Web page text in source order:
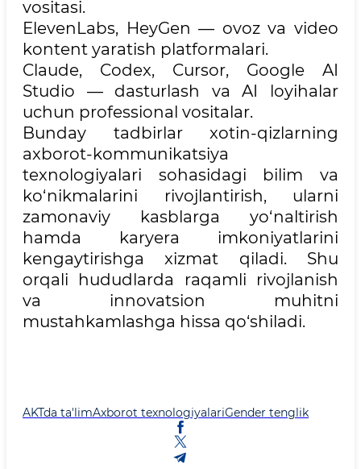
vositasi.
ElevenLabs, HeyGen — ovoz va video
kontent yaratish platformalari.
Claude, Codex, Cursor, Google AI
Studio — dasturlash va AI loyihalar
uchun professional vositalar.
Bunday tadbirlar xotin-qizlarning
axborot-kommunikatsiya
texnologiyalari sohasidagi bilim va
ko‘nikmalarini rivojlantirish, ularni
zamonaviy kasblarga yo‘naltirish
hamda karyera imkoniyatlarini
kengaytirishga xizmat qiladi. Shu
orqali hududlarda raqamli rivojlanish
va innovatsion muhitni
mustahkamlashga hissa qo‘shiladi.
AKTda ta'limAxborot texnologiyalariGender tenglik